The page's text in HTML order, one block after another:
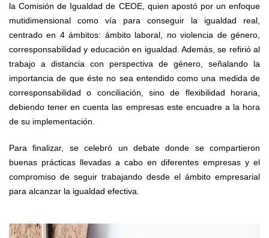
la Comisión de Igualdad de CEOE, quien apostó por un enfoque
mutidimensional como vía para conseguir la igualdad real,
centrado en 4 ámbitos: ámbito laboral, no violencia de género,
corresponsabilidad y educación en igualdad. Además, se refirió al
trabajo a distancia con perspectiva de género, señalando la
importancia de que éste no sea entendido como una medida de
corresponsabilidad o conciliación, sino de flexibilidad horaria,
debiendo tener en cuenta las empresas este encuadre a la hora
de su implementación.
Para finalizar, se celebró un debate donde se compartieron
buenas prácticas llevadas a cabo en diferentes empresas y el
compromiso de seguir trabajando desde el ámbito empresarial
para alcanzar la igualdad efectiva.